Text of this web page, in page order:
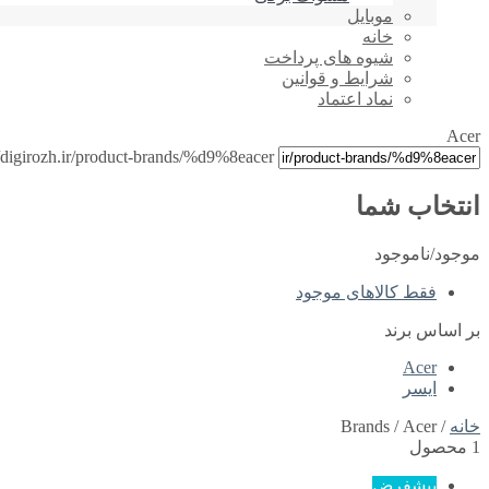
موبایل
خانه
شیوه های پرداخت
شرایط و قوانین
نماد اعتماد
Acer
product-brands/%d9%8eacer/
انتخاب شما
موجود/ناموجود
فقط کالاهای موجود
بر اساس برند
Acer
ایسر
خانه / Brands / Acer
1 محصول
پیشفرض